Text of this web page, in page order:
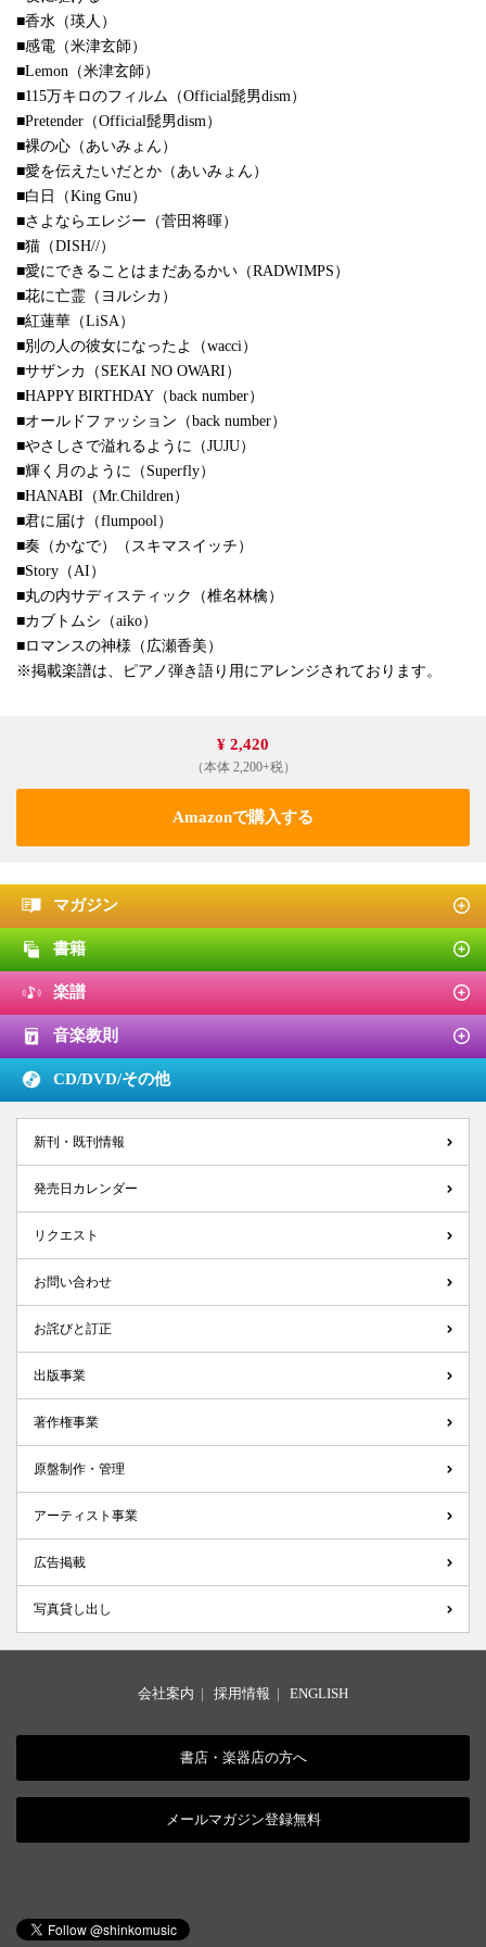
■香水（瑛人）
■感電（米津玄師）
■Lemon（米津玄師）
■115万キロのフィルム（Official髭男dism）
■Pretender（Official髭男dism）
■裸の心（あいみょん）
■愛を伝えたいだとか（あいみょん）
■白日（King Gnu）
■さよならエレジー（菅田将暉）
■猫（DISH//）
■愛にできることはまだあるかい（RADWIMPS）
■花に亡霊（ヨルシカ）
■紅蓮華（LiSA）
■別の人の彼女になったよ（wacci）
■サザンカ（SEKAI NO OWARI）
■HAPPY BIRTHDAY（back number）
■オールドファッション（back number）
■やさしさで溢れるように（JUJU）
■輝く月のように（Superfly）
■HANABI（Mr.Children）
■君に届け（flumpool）
■奏（かなで）（スキマスイッチ）
■Story（AI）
■丸の内サディスティック（椎名林檎）
■カブトムシ（aiko）
■ロマンスの神様（広瀬香美）
※掲載楽譜は、ピアノ弾き語り用にアレンジされております。
¥ 2,420
（本体 2,200+税）
Amazonで購入する
マガジン
書籍
楽譜
音楽教則
CD/DVD/その他
新刊・既刊情報
発売日カレンダー
リクエスト
お問い合わせ
お詫びと訂正
出版事業
著作権事業
原盤制作・管理
アーティスト事業
広告掲載
写真貸し出し
会社案内 | 採用情報 | ENGLISH
書店・楽器店の方へ
メールマガジン登録無料